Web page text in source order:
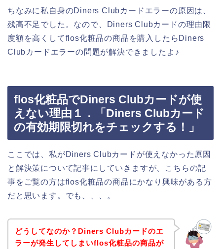
ちなみに私自身のDiners Clubカードエラーの原因は、
残高不足でした。なので、Diners Clubカードの理由限
度額を高くしてflos化粧品の商品を購入したらDiners
Clubカードエラーの問題が解決できましたよ♪
flos化粧品でDiners Clubカードが使
えない理由１．「Diners Clubカード
の有効期限切れをチェックする！」
ここでは、私がDiners Clubカードが使えなかった原因
と解決策について記事にしていきますが、こちらの記
事をご覧の方はflos化粧品の商品にかなり興味がある方
だと思います。でも、、、。
どうしてなのか？Diners Clubカードのエ
ラーが発生してしまいflos化粧品の商品が